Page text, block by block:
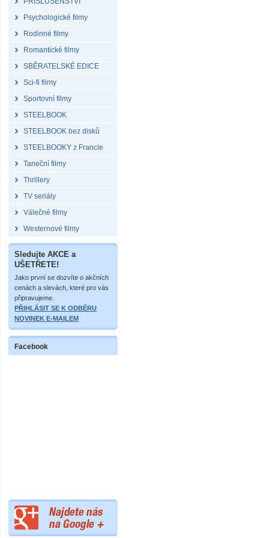
Psychologické filmy
Rodinné filmy
Romantické filmy
SBĚRATELSKÉ EDICE
Sci-fi filmy
Sportovní filmy
STEELBOOK
STEELBOOK bez disků
STEELBOOKY z Francie
Taneční filmy
Thrillery
TV seriály
Válečné filmy
Westernové filmy
Sledujte AKCE a
UŠETŘETE!
Jako první se dozvíte o akčních
cenách a slevách, které pro vás
připravujeme.
PŘIHLÁSIT SE K ODBĚRU
NOVINEK E-MAILEM
Facebook